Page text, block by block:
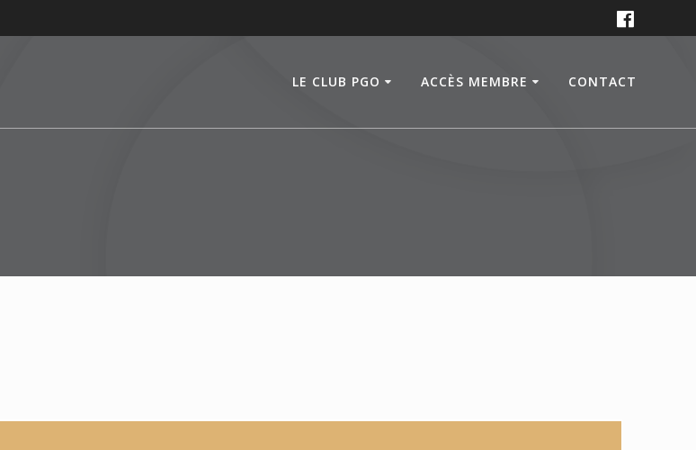
LE CLUB PGO ACCÈS MEMBRE CONTACT